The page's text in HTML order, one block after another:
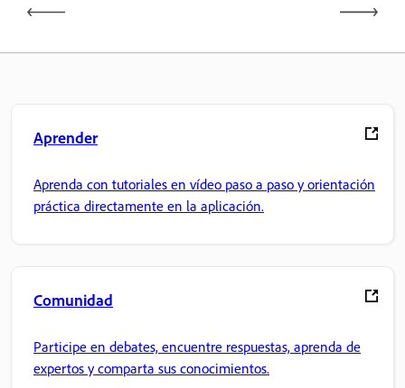
Aprender
Aprenda con tutoriales en vídeo paso a paso y orientación
práctica directamente en la aplicación.
Comunidad
Participe en debates, encuentre respuestas, aprenda de
expertos y comparta sus conocimientos.